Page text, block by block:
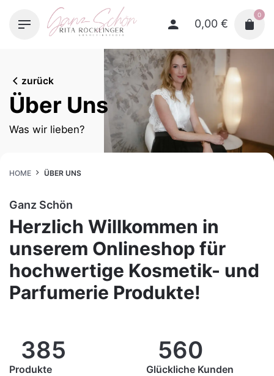
0,00 €
0
zurück
Über Uns
Was wir lieben?
HOME ÜBER UNS
Ganz Schön
Herzlich Willkommen in
unserem Onlineshop für
hochwertige Kosmetik- und
Parfumerie Produkte!
385
Produkte
560
Glückliche Kunden